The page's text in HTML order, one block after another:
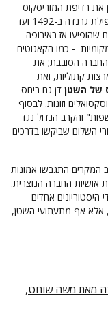
את רדיפת המוריסקוס
(מוסלמים שנאלצו להתנצר וצאצאיהם) בספרד מנפילת גרנדה ב-1492 ועד
אז באירופה
- כמו הקאגוטים
החברה הסובבת; את
קתוליות, ואת
של השטן דן גם ביחס
וזונות. לבסוף
והקרב הגדול נגד
השלום שביקשו בדרכים
המקרים התגבשו אמונות
אושיות החברה הנוצרית.
אפוא על ידי היסטוריונים אחדים
אלא אף מתעתועי השטן,
מאת משה שוחט,